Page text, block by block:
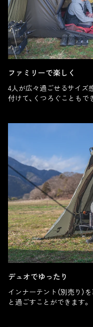
ファミリーで楽しく
4人が広々過ごせるサイズ
付けて、くつろぐこともで
デュオでゆったり
インナーテント（別売り）
と過ごすことができます。